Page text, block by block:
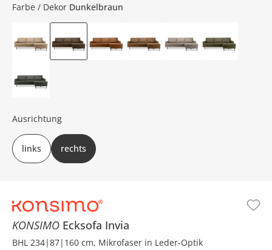
KONSIMO Ecksofa Invia
BHL 234|87|160 cm, Mikrofaser in Leder-Optik
Farbe / Dekor Dunkelbraun
Ausrichtung
links rechts